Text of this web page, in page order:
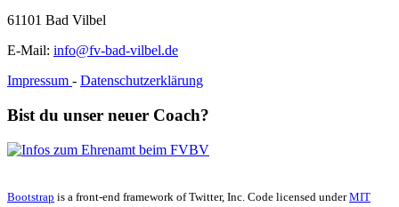
61101 Bad Vilbel
E-Mail: info@fv-bad-vilbel.de
Impressum - Datenschutzerklärung
Bist du unser neuer Coach?
Bootstrap is a front-end framework of Twitter, Inc. Code licensed underMIT